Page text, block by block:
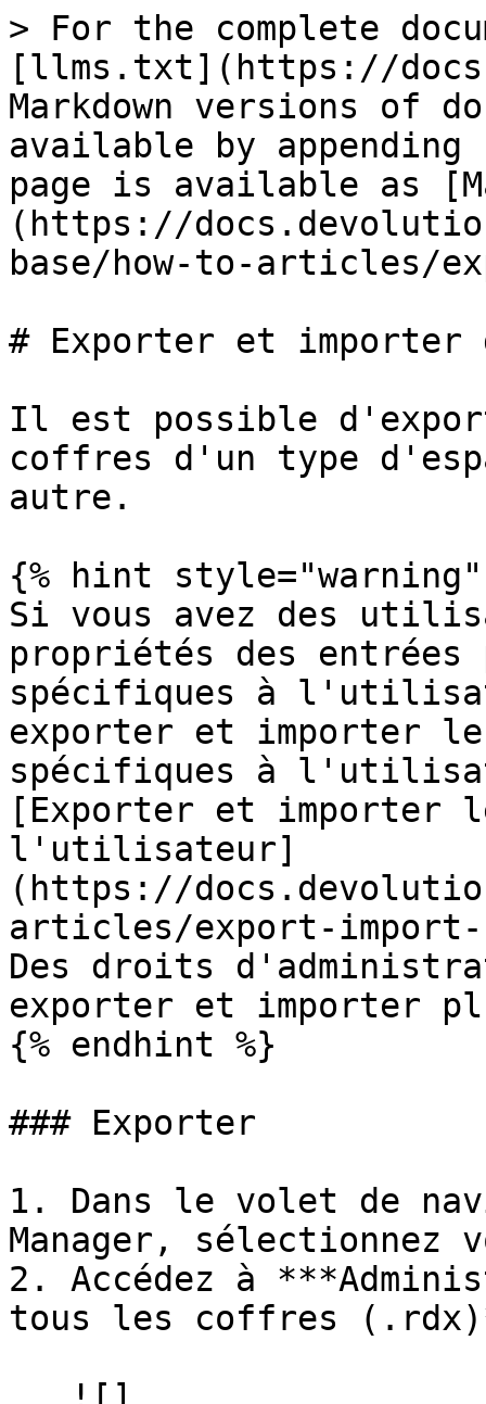
> For the complete
[llms.txt](https://
Markdown versions of
available by
page is available as
(https://
base/how-to-articles/
# Exporter et importer
Il est possible
coffres d'un type
autre.
{% hint style="warning"
Si vous avez des
propriétés des entrées
spécifiques à
exporter et importer
spécifiques à
[Exporter et importer
l'utilisateur]
(https://
articles/export-
Des droits
exporter et importer
{% endhint %}
### Exporter
1. Dans le volet de
Manager,
2. Accédez à
tous les coffres